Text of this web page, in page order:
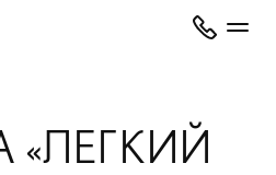
«ЛЕГКИЙ